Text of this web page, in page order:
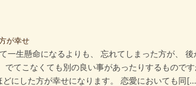
が幸せ
一生懸命になるよりも、 忘れてしまった方が、 後
でてこなくても別の良い事があったりするもので
どにした方が幸せになります。 恋愛においても同